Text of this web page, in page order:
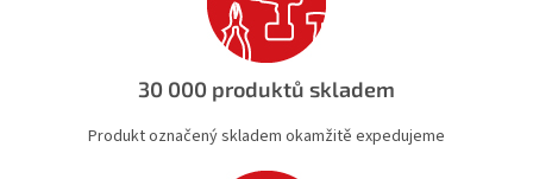
r
v
y
ý
30 000 produktů skladem
Produkt označený skladem okamžitě expedujeme